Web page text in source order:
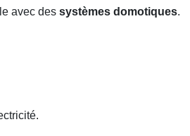
avec des systèmes domotiques.